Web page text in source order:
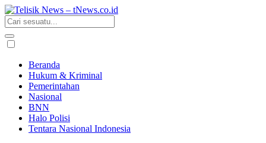
Beranda
Hukum & Kriminal
Pemerintahan
Nasional
BNN
Halo Polisi
Tentara Nasional Indonesia